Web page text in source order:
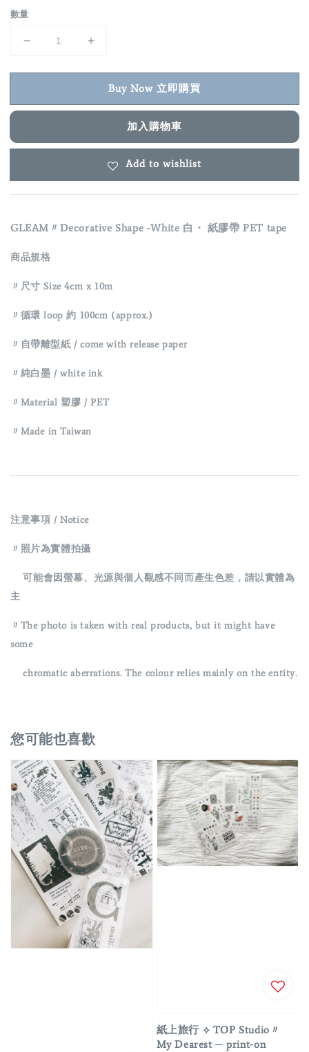
數量
Buy Now 立即購買
加入購物車
Add to wishlist
GLEAM〃Decorative Shape -White 白・ 紙膠帶 PET tape
商品規格
〃 尺寸 Size 4cm x 10m
〃 循環 loop約 100cm (approx.)
〃 自帶離型紙 / come with release paper
〃 純白墨 / white ink
〃 Material 塑膠 /PET
〃Made in Taiwan
注意事項 / Notice
〃照片為實體拍攝
可能會因螢幕、光源與個人觀感不同而產生色差，請以實體為
主
〃The photo is taken with real products, but it might have
some
chromatic aberrations. The colour relies mainly on the entity.
您可能也喜歡
紙上旅行 ⟡ TOP Studio〃
My Dearest ─ print-on